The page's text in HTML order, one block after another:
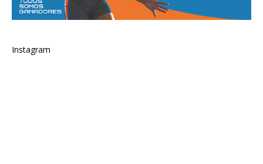
Instagram